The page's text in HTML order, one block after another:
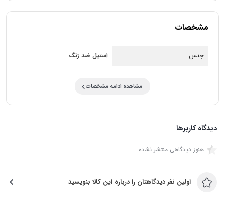
مشخصات
جنس استیل ضد زنگ
مشاهده ادامه مشخصات
دیدگاه کاربرها
هنوز دیدگاهی منتشر نشده
اولین نفر دیدگاهتان را درباره این کالا بنویسید